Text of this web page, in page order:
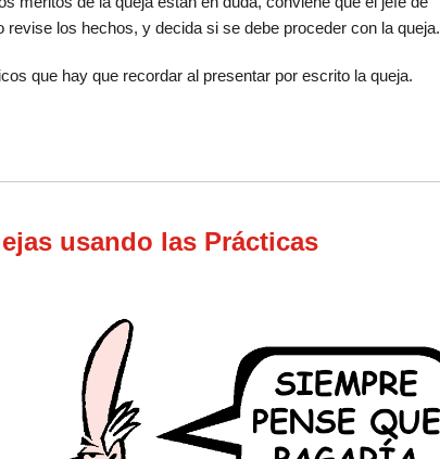
revise los hechos, y decida si se debe proceder con la queja.
que hay que recordar al presentar por escrito la queja.
usando las Prácticas